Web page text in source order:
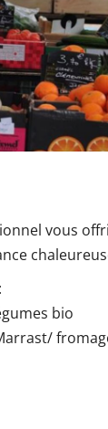
vous
bio